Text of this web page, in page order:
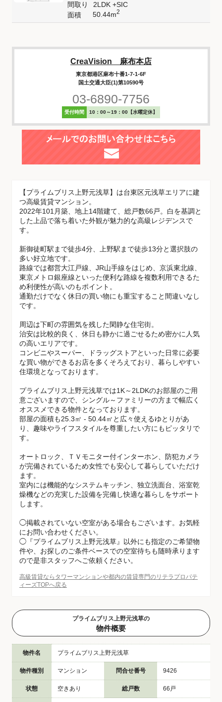
間取り
2LDK +SIC
面積
50.44m2
CreaVision 麻布本店
東京都港区麻布十番1-7-1-6F
国土交通大臣(1)第10590号
03-6890-7756
受付時間 10：00～19：00【水曜定休】
【プライムブリス上野元浅草】は台東区元浅草エリアに建
つ高級賃貸マンション。
2022年101月築、地上14階建て、総戸数66戸。白を基調と
した上品で落ち着いた外観が魅力的な高級レジデンスで
す。
新御徒町駅まで徒歩4分、上野駅まで徒歩13分と選択肢の
多い好立地です。
路線では都営大江戸線、JR山手線をはじめ、京浜東北線、
東京メトロ銀座線といった便利な路線を複数利用できるた
め利便性が高いのもポイント。
通勤だけでなく休日の買い物にも重宝すること間違いなし
です。
周辺は下町の雰囲気を残した閑静な住宅街。
治安は比較的良く、休日も静かに過ごせるため密かに人気
の高いエリアです。
コンビニやスーパー、ドラッグストアといった日常に必要
な買い物ができるお店を多くそろえており、暮らしやすい
住環境となっております。
プライムブリス上野元浅草では1K～2LDKのお部屋のご用
意ございますので、シングル～ファミリーの方まで幅広く
オススメできる物件となっております。
部屋の面積も25.3㎡ - 50.44㎡と広々使えるゆとりがあ
り、趣味やライフスタイルを尊重したい方にもピッタリで
す。
オートロック、ＴＶモニター付インターホン、防犯カメラ
が完備されているため女性でも安心して暮らしていただけ
ます。
室内には機能的なシステムキッチン、独立洗面台、浴室乾
燥機などの充実した設備を完備し快適な暮らしをサポート
します。
◯掲載されていない空室がある場合もございます。お気軽
にお問い合わせください。
◯『プライムブリス上野元浅草』以外にも指定のご希望物
件や、お探しのご条件ベースでの空室待ちも随時承ります
ので是非スタッフへご依頼ください。
高級賃貸ならタワーマンションや都内の賃貸専門のリテラプロパテ
ィーズTOPへ戻る
プライムブリス上野元浅草の
物件概要
物件名 プライムブリス上野元浅草
物件種別 マンション 問合せ番号 9426
状態 空きあり 総戸数 66戸